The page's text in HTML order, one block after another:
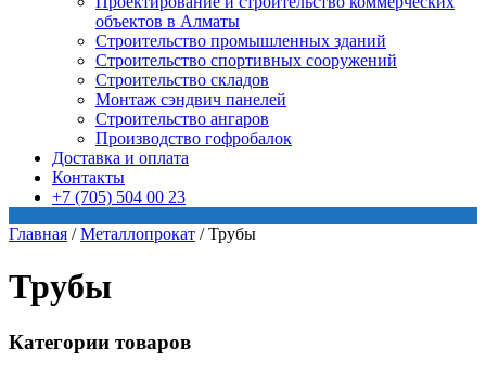
объектов в Алматы
Строительство промышленных зданий
Строительство спортивных сооружений
Строительство складов
Монтаж сэндвич панелей
Строительство ангаров
Производство гофробалок
Доставка и оплата
Контакты
+7 (705) 504 00 23
Главная / Металлопрокат /Трубы
Трубы
Категории товаров